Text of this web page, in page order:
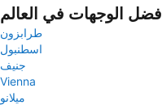
أفضل الوجهات في العالم
طرابزون
اسطنبول
جنيف
Vienna
ميلانو